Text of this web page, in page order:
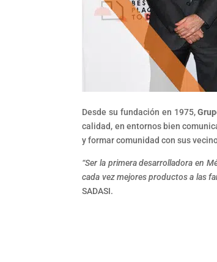
Desde su fundación en 1975,
calidad, en entornos bien
y formar comunidad con sus
“Ser la primera desarrolladora en
cada vez mejores productos a las
SADASI.